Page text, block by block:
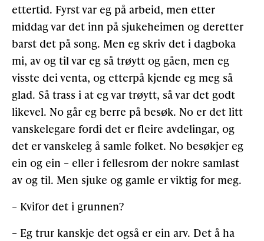
ettertid. Fyrst var eg på arbeid, men etter
middag var det inn på sjukeheimen og deretter
barst det på song. Men eg skriv det i dagboka
mi, av og til var eg så trøytt og gåen, men eg
visste dei venta, og etterpå kjende eg meg så
glad. Så trass i at eg var trøytt, så var det godt
likevel. No går eg berre på besøk. No er det litt
vanskelegare fordi det er fleire avdelingar, og
det er vanskeleg å samle folket. No besøkjer eg
ein og ein – eller i fellesrom der nokre samlast
av og til. Men sjuke og gamle er viktig for meg.
– Kvifor det i grunnen?
– Eg trur kanskje det også er ein arv. Det å ha